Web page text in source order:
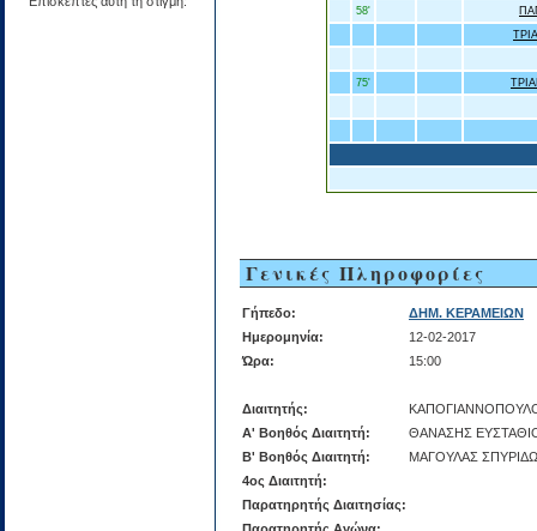
58'
75'
Γενικές Πληροφορίες
Γήπεδο:
ΔΗΜ. ΚΕΡΑΜΕΙΩΝ
Ημερομηνία:
12-02-2017
Ώρα:
15:00
Διαιτητής:
Α' Βοηθός Διαιτητή:
ΘΑΝΑΣΗΣ
Β' Βοηθός Διαιτητή:
ΜΑΓΟΥΛΑΣ
4ος Διαιτητή:
Παρατηρητής Διαιτησίας: